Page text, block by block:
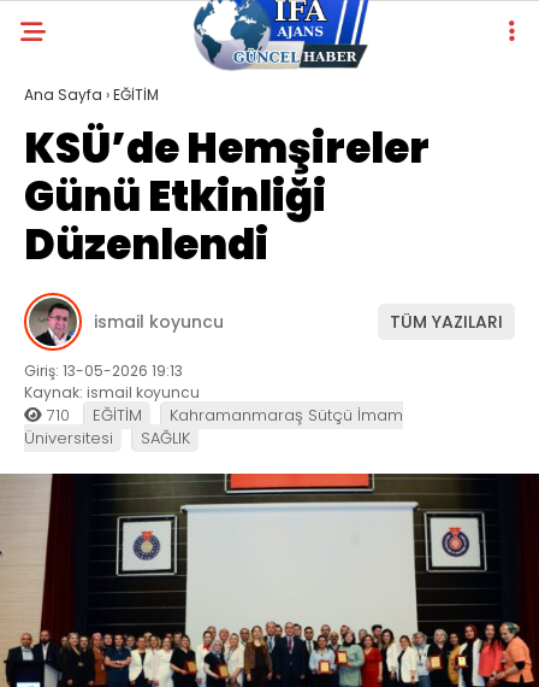
Ana Sayfa ›EĞİTİM
KSÜ’de Hemşireler
Günü Etkinliği
Düzenlendi
ismail koyuncu TÜM YAZILARI
Giriş: 13-05-2026 19:13
Kaynak: ismail koyuncu
710 EĞİTİM
Kahramanmaraş Sütçü İmam
Üniversitesi
SAĞLIK